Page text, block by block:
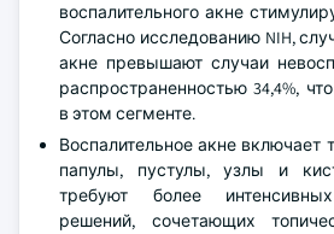
воспалительного акне
Согласно исследованию NIH,
акне превышают случаи
распространенностью 34,4%,
в этом сегменте.
Воспалительное акне включает
папулы, пустулы, узлы и
требуют более
решений, сочетающих